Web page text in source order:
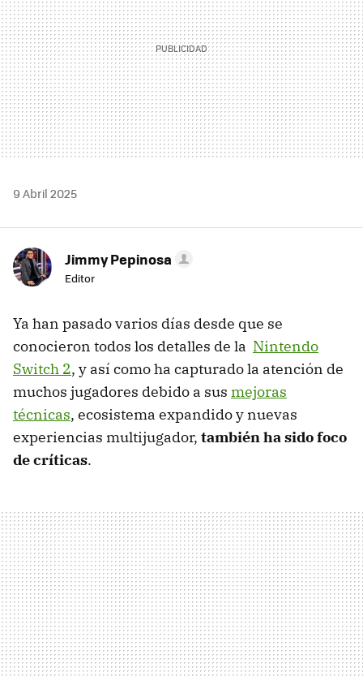
9 Abril 2025
Jimmy Pepinosa
Editor
Ya han pasado varios días desde que se
conocieron todos los detalles de la Nintendo
Switch 2, y así como ha capturado la atención de
muchos jugadores debido a sus mejoras
técnicas, ecosistema expandido y nuevas
experiencias multijugador, también ha sido foco
de críticas.